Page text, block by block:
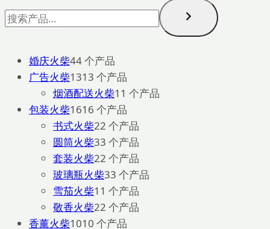
婚庆火柴44 个产品
广告火柴1313 个产品
烟酒配送火柴1 1 个产品
包装火柴1616 个产品
书式火柴22 个产品
圆筒火柴33 个产品
套装火柴22 个产品
玻璃瓶火柴33 个产品
雪茄火柴1 1 个产品
敬香火柴22 个产品
香薰火柴1010 个产品